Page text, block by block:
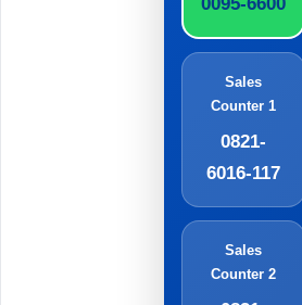
Sales
Counter 1
0821-
6016-117
Sales
Counter 2